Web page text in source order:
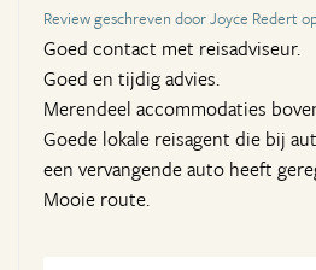
Review geschreven door Joyce Redert
Goed contact met reisadviseur.
Goed en tijdig advies.
Merendeel accommodaties
Goede lokale reisagent die bij
een vervangende auto heeft
Mooie route.